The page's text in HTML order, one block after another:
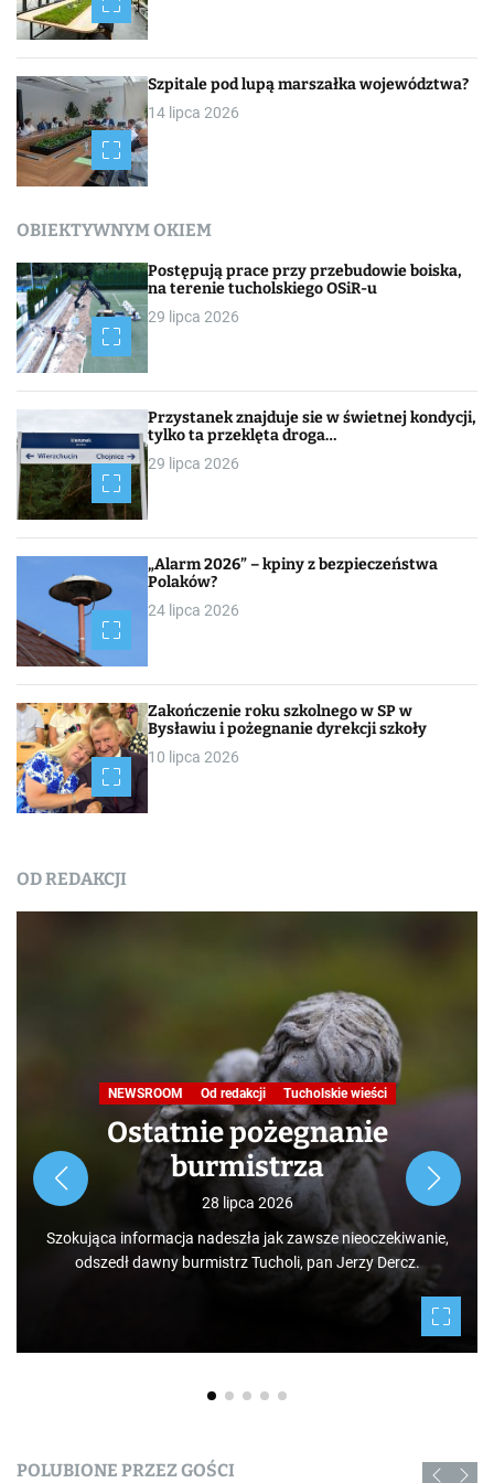
Szpitale pod lupą marszałka województwa?
14 lipca 2026
OBIEKTYWNYM OKIEM
Postępują prace przy przebudowie boiska,
na terenie tucholskiego OSiR-u
29 lipca 2026
Przystanek znajduje sie w świetnej kondycji,
tylko ta przeklęta droga…
29 lipca 2026
„Alarm 2026” – kpiny z bezpieczeństwa
Polaków?
24 lipca 2026
Zakończenie roku szkolnego w SP w
Bysławiu i pożegnanie dyrekcji szkoły
10 lipca 2026
OD REDAKCJI
Podróże małe i duże. Ścieżka
przyrodniczo-dydaktyczna
„Jelenia Wyspa”
24 lipca 2026
Rozpoczynamy nowy cykl opowieści zarówno dla turystów,
jak i mieszkańców, którzy niekoniecznie muszą podróżować
po świecie. Mamy niezwykłe szczęście żyć w Borach
Tucholskich i korzystać i to w dodatku za darmo z tego, co
daje nam natura.
POLUBIONE PRZEZ GOŚCI